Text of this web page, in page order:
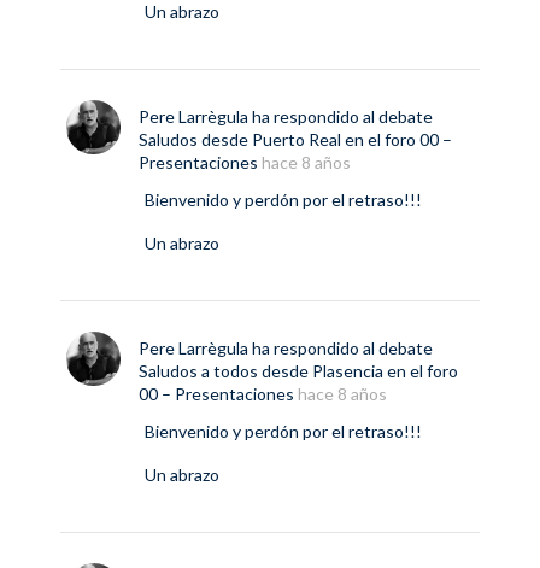
Un abrazo
Pere Larrègula ha respondido al debate
Saludos desde Puerto Real en el foro 00 –
Presentaciones hace 8 años
Bienvenido y perdón por el retraso!!!
Un abrazo
Pere Larrègula ha respondido al debate
Saludos a todos desde Plasencia en el foro
00 – Presentaciones hace 8 años
Bienvenido y perdón por el retraso!!!
Un abrazo